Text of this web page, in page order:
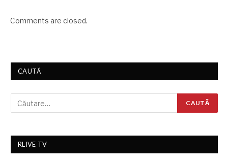
Comments are closed.
CAUTĂ
RLIVE TV